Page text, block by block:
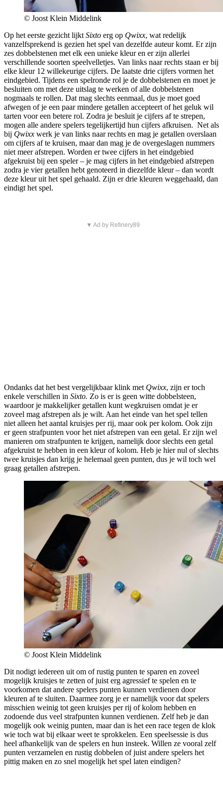
© Joost Klein Middelink
Op het eerste gezicht lijkt Sixto erg op Qwixx, wat redelijk
vanzelfsprekend is gezien het spel van dezelfde auteur komt. Er zijn
zes dobbelstenen met elk een unieke kleur en er zijn allerlei
verschillende soorten speelvelletjes. Van links naar rechts staan er bij
elke kleur 12 willekeurige cijfers. De laatste drie cijfers vormen het
eindgebied. Tijdens een spelronde rol je de dobbelstenen en moet je
besluiten om met deze uitslag te werken of alle dobbelstenen
nogmaals te rollen. Dat mag slechts eenmaal, dus je moet goed
afwegen of je een paar mindere getallen accepteert of het geluk wil
tarten voor een betere rol. Zodra je besluit je cijfers af te strepen,
mogen alle andere spelers tegelijkertijd hun cijfers afkruisen. Net als
bij Qwixx werk je van links naar rechts en mag je getallen overslaan
om cijfers af te kruisen, maar dan mag je de overgeslagen nummers
niet meer afstrepen. Worden er twee cijfers in het eindgebied
afgekruist bij een speler – je mag cijfers in het eindgebied afstrepen
zodra je vier getallen hebt genoteerd in diezelfde kleur – dan wordt
deze kleur uit het spel gehaald. Zijn er drie kleuren weggehaald, dan
eindigt het spel.
▼ Ad by Refinery89
Ondanks dat het best vergelijkbaar klink met Qwixx, zijn er toch
enkele verschillen in Sixto. Zo is er is geen witte dobbelsteen,
waardoor je makkelijker getallen kunt wegkruisen omdat je er
zoveel mag afstrepen als je wilt. Aan het einde van het spel tellen
niet alleen het aantal kruisjes per rij, maar ook per kolom. Ook zijn
er geen strafpunten voor het niet afstrepen van een getal. Er zijn wel
manieren om strafpunten te krijgen, namelijk door slechts een getal
afgekruist te hebben in een kleur of kolom. Heb je hier nul of slechts
twee kruisjes dan krijg je helemaal geen punten, dus je wil toch wel
graag getallen afstrepen.
© Joost Klein Middelink
Dit nodigt iedereen uit om of rustig punten te sparen en zoveel
mogelijk kruisjes te zetten of juist erg agressief te spelen en te
voorkomen dat andere spelers punten kunnen verdienen door
kleuren af te sluiten. Daarmee zorg je er namelijk voor dat spelers
misschien weinig tot geen kruisjes per rij of kolom hebben en
zodoende dus veel strafpunten kunnen verdienen. Zelf heb je dan
mogelijk ook weinig punten, maar dan is het een race tegen de klok
wie toch wat bij elkaar weet te sprokkelen. Een speelsessie is dus
heel afhankelijk van de spelers en hun insteek. Willen ze vooral zelf
punten verzamelen en rustig dobbelen of juist andere spelers het
pittig maken en zo snel mogelijk het spel laten eindigen?